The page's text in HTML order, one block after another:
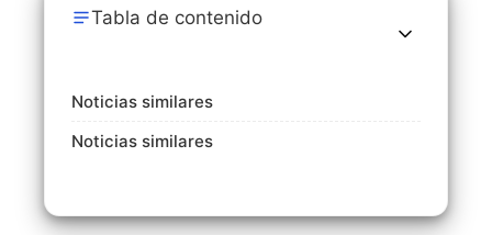
Tabla de contenido
Noticias similares
Noticias similares